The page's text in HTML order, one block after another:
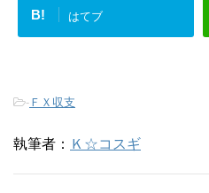
B! はてブ
- ＦＸ収支
執筆者： Ｋ☆コスギ